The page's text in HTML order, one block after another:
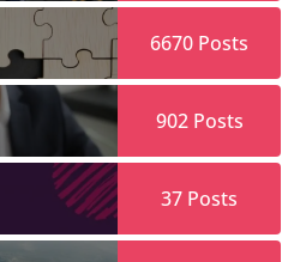
6670 Posts
902Posts
37 Posts